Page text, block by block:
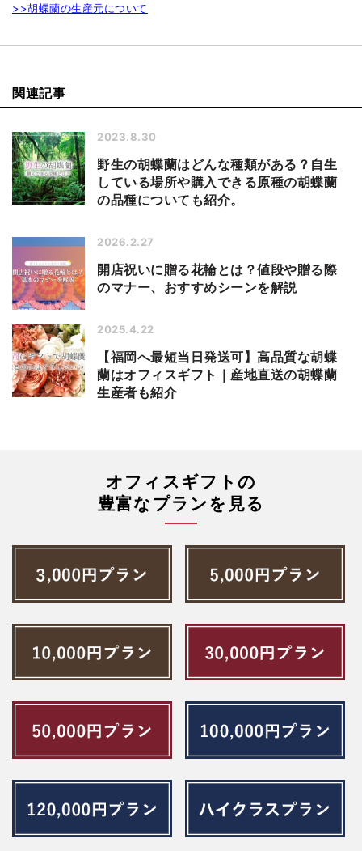
>>胡蝶蘭の生産元について
関連記事
2023.8.30
野生の胡蝶蘭はどんな種類がある？自生
している場所や購入できる原種の胡蝶蘭
の品種についても紹介。
2026.2.27
開店祝いに贈る花輪とは？値段や贈る際
のマナー、おすすめシーンを解説
2025.4.22
【福岡へ最短当日発送可】高品質な胡蝶
蘭はオフィスギフト｜産地直送の胡蝶蘭
生産者も紹介
オフィスギフトの
豊富なプランを見る